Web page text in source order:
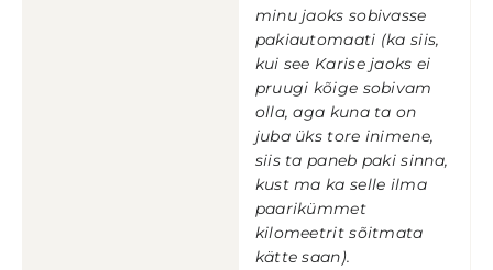
minu jaoks sobivasse
pakiautomaati (ka siis,
kui see Karise jaoks ei
pruugi kõige sobivam
olla, aga kuna ta on
juba üks tore inimene,
siis ta paneb paki sinna,
kust ma ka selle ilma
paarikümmet
kilomeetrit sõitmata
kätte saan).